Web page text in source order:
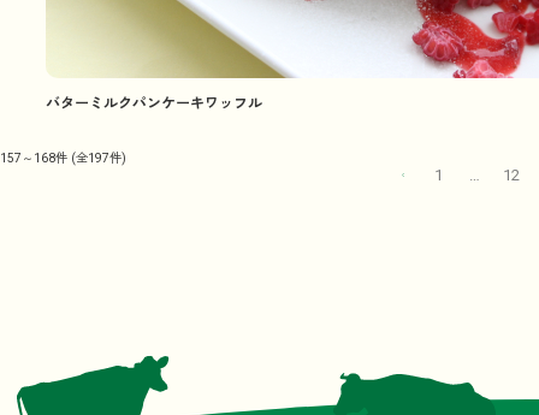
バターミルクパンケーキワッフル
157～168件 (全197件)
1 12